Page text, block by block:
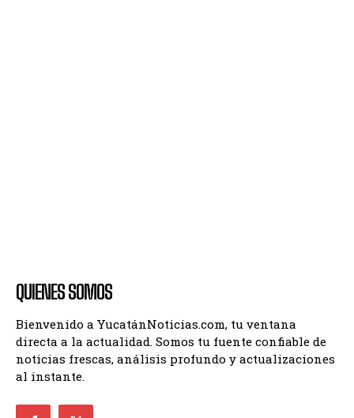
QUIENES SOMOS
Bienvenido a YucatánNoticias.com, tu ventana
directa a la actualidad. Somos tu fuente confiable de
noticias frescas, análisis profundo y actualizaciones
al instante.